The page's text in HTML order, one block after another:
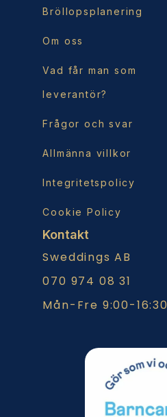
Bröllopsplanering
Om oss
Vad får man som
leverantör?
Frågor och svar
Allmänna villkor
Integritetspolicy
Cookie Policy
Kontakt
Sweddings AB
070 974 08 31
Mån-Fre 9:00-16:30